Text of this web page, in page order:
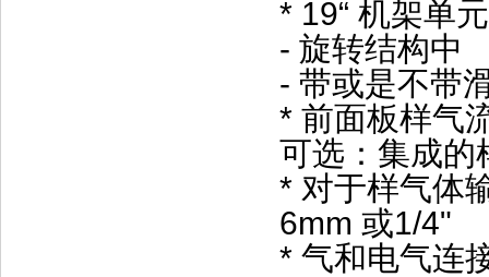
* 19“ 机架单
- 旋转结构中
- 带或是不带
* 前面板样气
可选：集成的
* 对于样气体
6mm 或1/4"
* 气和电气连